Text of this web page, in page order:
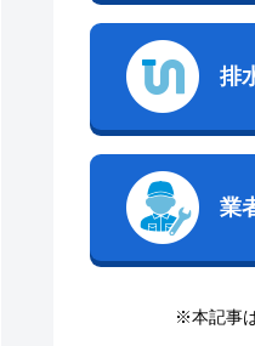
排
業
※本記事